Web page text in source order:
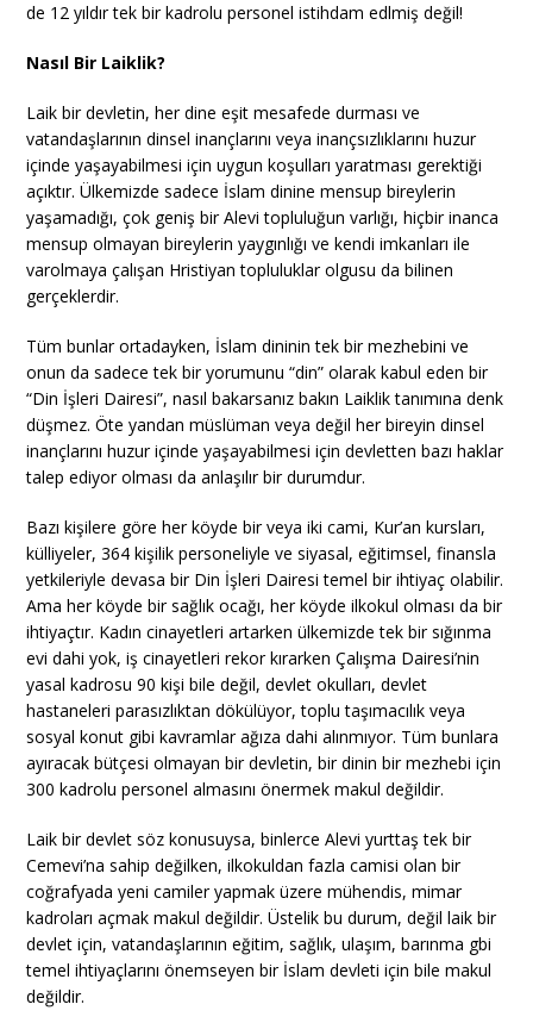
de 12 yıldır tek bir kadrolu personel istihdam edlmiş değil!
Nasıl Bir Laiklik?
Laik bir devletin, her dine eşit mesafede durması ve
vatandaşlarının dinsel inançlarını veya inançsızlıklarını huzur
içinde yaşayabilmesi için uygun koşulları yaratması gerektiği
açıktır. Ülkemizde sadece İslam dinine mensup bireylerin
yaşamadığı, çok geniş bir Alevi topluluğun varlığı, hiçbir inanca
mensup olmayan bireylerin yaygınlığı ve kendi imkanları ile
varolmaya çalışan Hristiyan topluluklar olgusu da bilinen
gerçeklerdir.
Tüm bunlar ortadayken, İslam dininin tek bir mezhebini ve
onun da sadece tek bir yorumunu “din” olarak kabul eden bir
“Din İşleri Dairesi”, nasıl bakarsanız bakın Laiklik tanımına denk
düşmez. Öte yandan müslüman veya değil her bireyin dinsel
inançlarını huzur içinde yaşayabilmesi için devletten bazı haklar
talep ediyor olması da anlaşılır bir durumdur.
Bazı kişilere göre her köyde bir veya iki cami, Kur’an kursları,
külliyeler, 364 kişilik personeliyle ve siyasal, eğitimsel, finansla
yetkileriyle devasa bir Din İşleri Dairesi temel bir ihtiyaç olabilir.
Ama her köyde bir sağlık ocağı, her köyde ilkokul olması da bir
ihtiyaçtır. Kadın cinayetleri artarken ülkemizde tek bir sığınma
evi dahi yok, iş cinayetleri rekor kırarken Çalışma Dairesi’nin
yasal kadrosu 90 kişi bile değil, devlet okulları, devlet
hastaneleri parasızlıktan dökülüyor, toplu taşımacılık veya
sosyal konut gibi kavramlar ağıza dahi alınmıyor. Tüm bunlara
ayıracak bütçesi olmayan bir devletin, bir dinin bir mezhebi için
300 kadrolu personel almasını önermek makul değildir.
Laik bir devlet söz konusuysa, binlerce Alevi yurttaş tek bir
Cemevi’na sahip değilken, ilkokuldan fazla camisi olan bir
coğrafyada yeni camiler yapmak üzere mühendis, mimar
kadroları açmak makul değildir. Üstelik bu durum, değil laik bir
devlet için, vatandaşlarının eğitim, sağlık, ulaşım, barınma gbi
temel ihtiyaçlarını önemseyen bir İslam devleti için bile makul
değildir.